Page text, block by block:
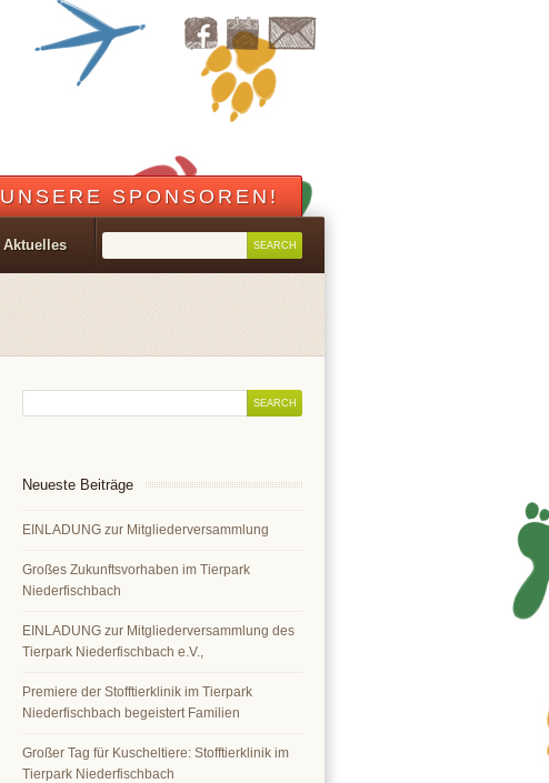
UNSERE SPONSOREN!
Aktuelles
Neueste Beiträge
EINLADUNG zur Mitgliederversammlung
Großes Zukunftsvorhaben im Tierpark
Niederfischbach
EINLADUNG zur Mitgliederversammlung des
Tierpark Niederfischbach e.V.,
Premiere der Stofftierklinik im Tierpark
Niederfischbach begeistert Familien
Großer Tag für Kuscheltiere: Stofftierklinik im
Tierpark Niederfischbach